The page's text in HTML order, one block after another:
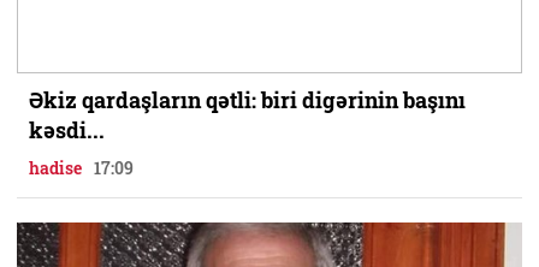
Əkiz qardaşların qətli: biri digərinin başını
kəsdi...
hadise 17:09